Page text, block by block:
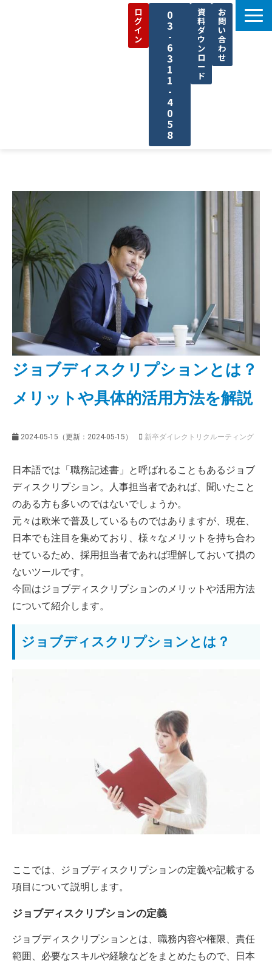
ロ
グ
イ
ン
0
3
-
6
3
1
1
-
4
0
5
8
資
料
ダ
ウ
ン
ロ
ー
ド
お
問
い
合
わ
せ
お役立ち資料
セミナー
コラム
よくあるご質問
ジョブディスクリプションとは？
メリットや具体的活用方法を解説
2024-05-15 （更新： 2024-05-15 ） 新卒ダイレクトリクルーティング
日本語では「職務記述書」と呼ばれることもあるジョブ
ディスクリプション。人事担当者であれば、聞いたこと
のある方も多いのではないでしょうか。
元々は欧米で普及しているものではありますが、現在、
日本でも注目を集めており、様々なメリットを持ち合わ
せているため、採用担当者であれば理解しておいて損の
ないツールです。
今回はジョブディスクリプションのメリットや活用方法
について紹介します。
ジョブディスクリプションとは？
ここでは、ジョブディスクリプションの定義や記載する
項目について説明します。
ジョブディスクリプションの定義
ジョブディスクリプションとは、職務内容や権限、責任
範囲、必要なスキルや経験などをまとめたもので、日本